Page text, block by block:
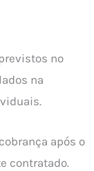
no
na
após o
contratado.